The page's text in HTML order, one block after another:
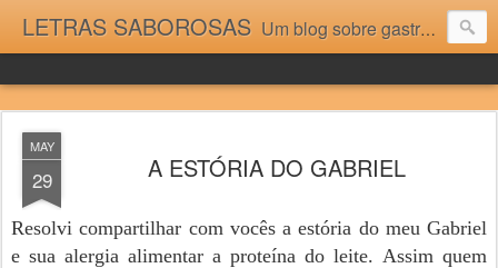
LETRAS SABOROSAS Um blog sobre gastronomia para as pessoas que gostam da boa cozinha. Dicas, receitas, notícias gastronômicas e viagens do Caburaí ao Chuí. Vou adorar tê-los na minha cozinha acima do Equador.
MAY
29 A ESTÓRIA DO GABRIEL
Resolvi compartilhar com vocês a estória do meu Gabriel
e sua alergia alimentar a proteína do leite. Assim quem